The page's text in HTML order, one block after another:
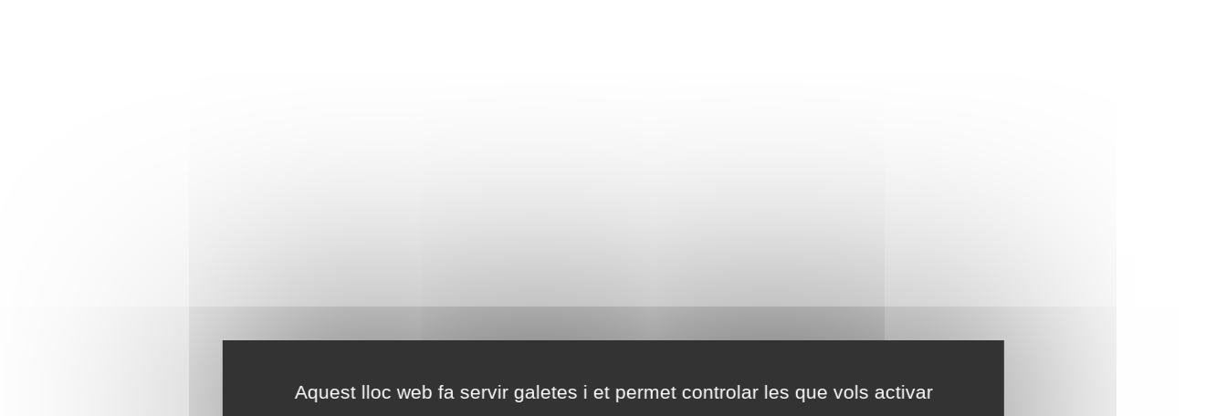
Aquest lloc web fa servir galetes i et permet controlar les que vols activar